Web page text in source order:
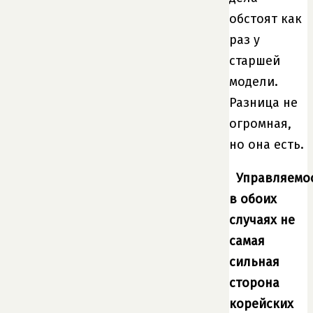
обстоят как
раз у
старшей
модели.
Разница не
огромная,
но она есть.
в обоих
случаях не
самая
сильная
сторона
корейских